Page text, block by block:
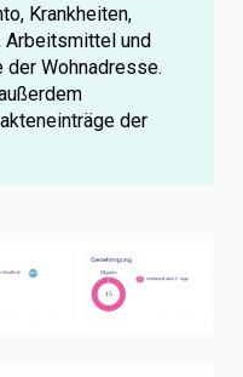
Krankheiten,
Arbeitsmittel und
der Wohnadresse.
der